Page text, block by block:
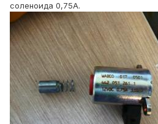
соленоида 0,75А.